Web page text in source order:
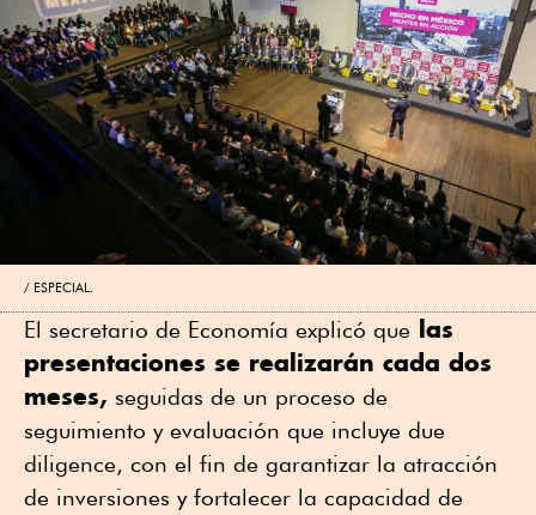
ESPECIAL.
El secretario de Economía explicó que las
presentaciones se realizarán cada dos
meses, seguidas de un proceso de
seguimiento y evaluación que incluye due
diligence, con el fin de garantizar la atracción
de inversiones y fortalecer la capacidad de